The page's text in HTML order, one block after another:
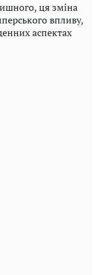
ця зміна
впливу,
аспектах